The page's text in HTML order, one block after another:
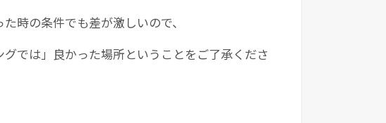
時の条件でも差が激しいので、
では」良かった場所ということをご了承くださ